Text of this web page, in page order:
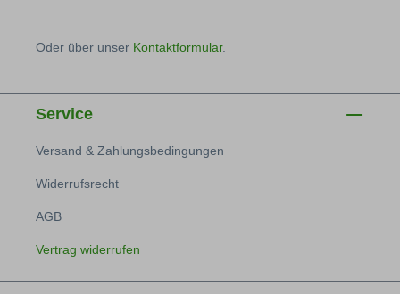
Oder über unser Kontaktformular.
Service
Versand & Zahlungsbedingungen
Widerrufsrecht
AGB
Vertrag widerrufen